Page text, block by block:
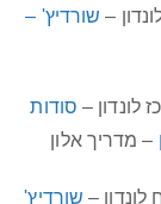
שורדיץ' –
סודות
– מדריך אלון
שורדיץ'